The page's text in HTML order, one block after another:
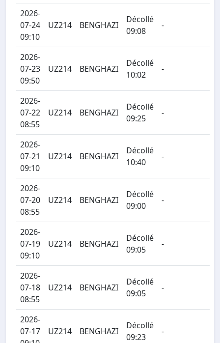
2026-
07-24
09:10
UZ214 BENGHAZI
Décollé
09:08
-
2026-
07-23
09:50
UZ214 BENGHAZI
Décollé
10:02
-
2026-
07-22
08:55
UZ214 BENGHAZI
Décollé
09:25
-
2026-
07-21
09:10
UZ214 BENGHAZI
Décollé
10:40
-
2026-
07-20
08:55
UZ214 BENGHAZI
Décollé
09:00
-
2026-
07-19
09:10
UZ214 BENGHAZI
Décollé
09:05
-
2026-
07-18
08:55
UZ214 BENGHAZI
Décollé
09:05
-
2026-
07-17
UZ214 BENGHAZI
Décollé
09:23
-